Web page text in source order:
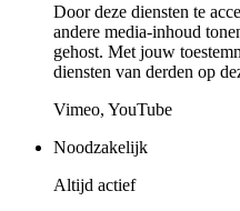
Door deze diensten te
andere media-inhoud
gehost. Met jouw
diensten van derden op
Vimeo, YouTube
Noodzakelijk
Altijd actief